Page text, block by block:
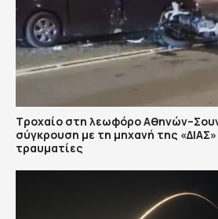
Τροχαίο στη λεωφόρο
σύγκρουση με τη μηχανή της
τραυματίες